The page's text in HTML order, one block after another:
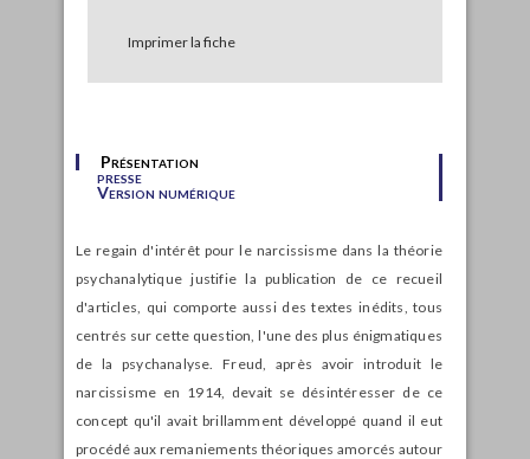
Imprimer la fiche
Présentation
presse
Version numérique
Le regain d'intérêt pour le narcissisme dans la théorie
psychanalytique justifie la publication de ce recueil
d'articles, qui comporte aussi des textes inédits, tous
centrés sur cette question, l'une des plus énigmatiques
de la psychanalyse. Freud, après avoir introduit le
narcissisme en 1914, devait se désintéresser de ce
concept qu'il avait brillamment développé quand il eut
procédé aux remaniements théoriques amorcés autour